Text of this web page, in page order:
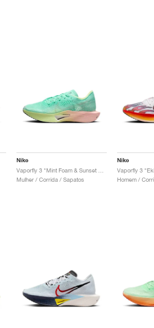
Nike
Mulher / Corrida / Sapatos
Nike
Vaporfly 3
Homem /